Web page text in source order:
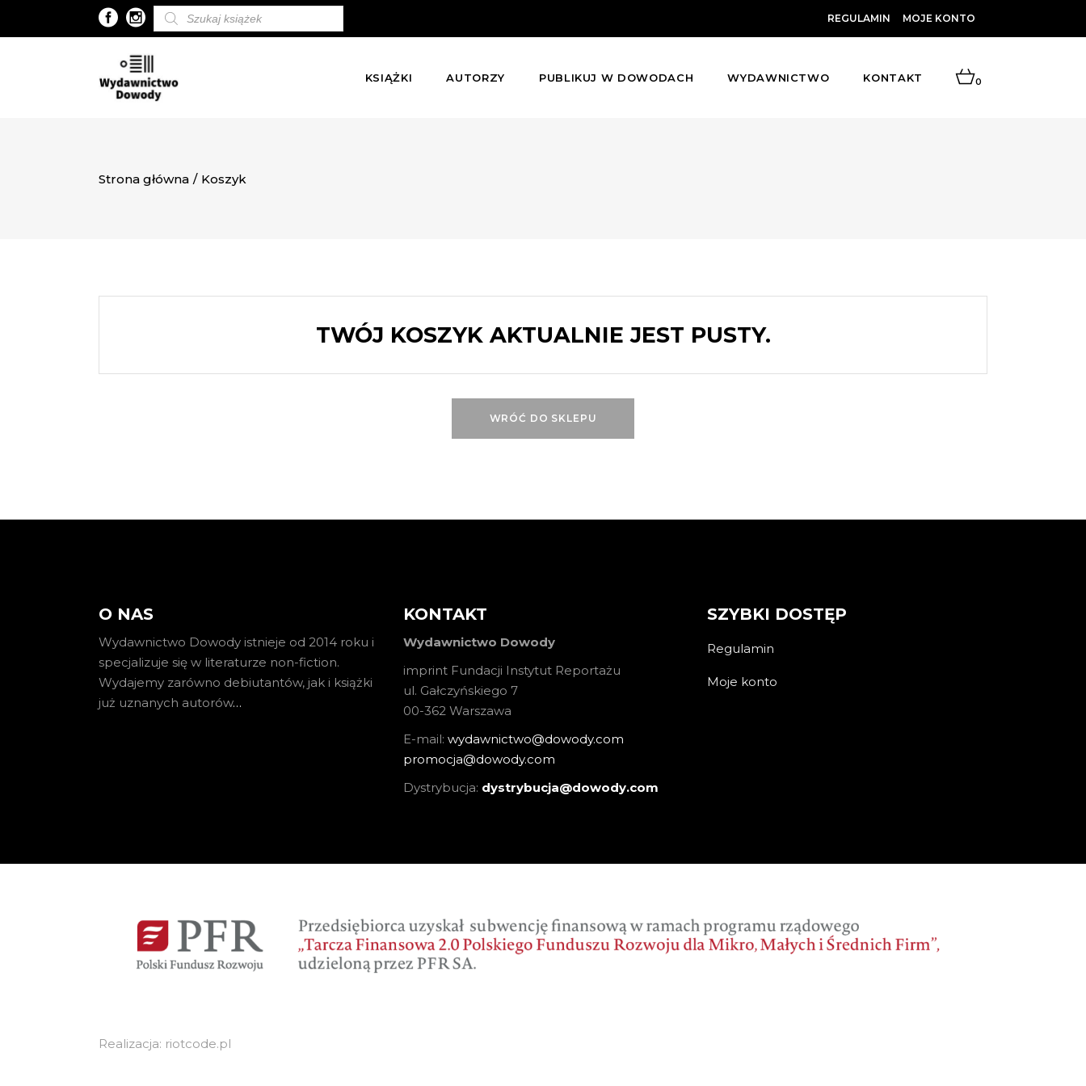
Wyszukiwarka
produktów
REGULAMIN MOJE KONTO
KSIĄŻKI AUTORZY PUBLIKUJ W DOWODACH WYDAWNICTWO KONTAKT 0
Strona główna / Koszyk
TWÓJ KOSZYK AKTUALNIE JEST PUSTY.
WRÓĆ DO SKLEPU
O NAS
Wydawnictwo Dowody istnieje od 2014 roku i
specjalizuje się w literaturze non-fiction.
Wydajemy zarówno debiutantów, jak i książki
już uznanych autorów…
KONTAKT
Wydawnictwo Dowody
imprint Fundacji Instytut Reportażu
ul. Gałczyńskiego 7
00-362 Warszawa
E-mail: wydawnictwo@dowody.com
promocja@dowody.com
Dystrybucja: dystrybucja@dowody.com
SZYBKI DOSTĘP
Regulamin
Moje konto
Realizacja: riotcode.pl